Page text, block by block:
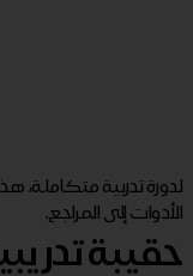
لدورة تدربية
الأدوات إلى المراجع.
حقيبة